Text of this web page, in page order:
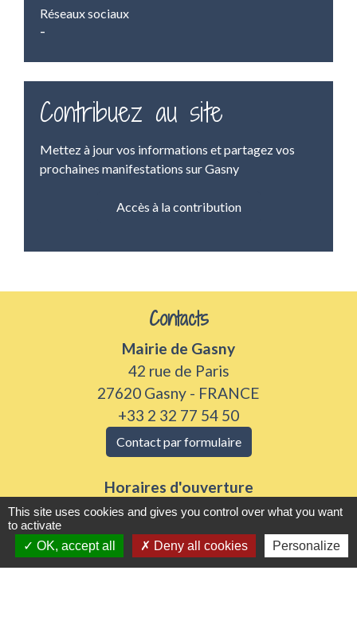
Réseaux sociaux
-
Contribuez au site
Mettez à jour vos informations et partagez vos
prochaines manifestations sur Gasny
Accès à la contribution
Contacts
Mairie de Gasny
42 rue de Paris
27620 Gasny - FRANCE
+33 2 32 77 54 50
Contact par formulaire
Horaires d'ouverture
Du lundi au vendredi de 8h30 à 12h et 13h30 à
17h30
Samedi 8h30 à 12h
This site uses cookies and gives you control over what you want
to activate
OK, accept all
Deny all cookies Personalize